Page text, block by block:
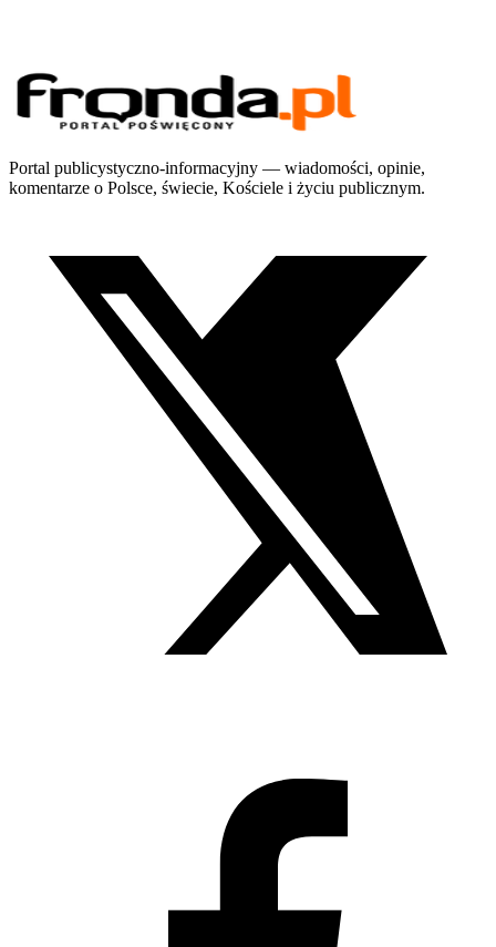
Portal publicystyczno-informacyjny — wiadomości, opinie,
komentarze o Polsce, świecie, Kościele i życiu publicznym.